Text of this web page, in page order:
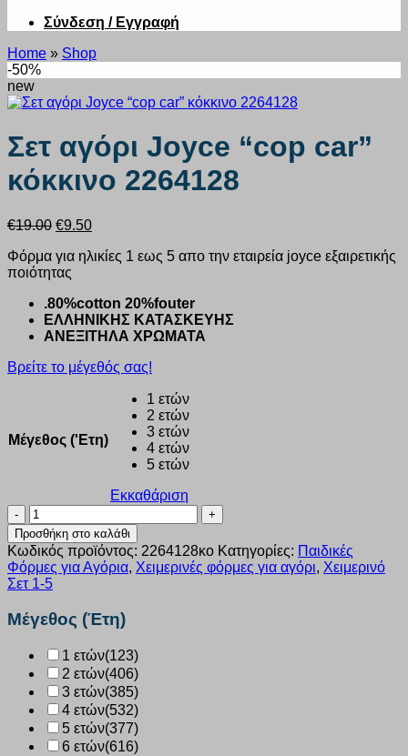
Σύνδεση / Εγγραφή
Home » Shop
-50%
new
Σετ αγόρι Joyce “cop car”
κόκκινο 2264128
€19.00 Original
was:
€19.00.
€9.50Η
τιμή
Φόρμα για ηλικίες 1 εως 5 απο την εταιρεία joyce εξαιρετικής
ποιότητας
.80%cotton 20%fouter
ΕΛΛΗΝΙΚΗΣ ΚΑΤΑΣΚΕΥΗΣ
ΑΝΕΞΙΤΗΛΑ ΧΡΩΜΑΤΑ
Βρείτε το μέγεθός σας!
Μέγεθος ('Ετη)
1 ετών
2 ετών
3 ετών
4 ετών
5 ετών
Εκκαθάριση
Σετ
αγόρι
Joyce
“cop
car”
κόκκινο
2264128
ποσότητα
Προσθήκη στο καλάθι
Κωδικός προϊόντος: 2264128κο Κατηγορίες: Παιδικές
Φόρμες για Αγόρια, Χειμερινές φόρμες για αγόρι, Χειμερινό
Σετ 1-5
Μέγεθος (Έτη)
1 ετών(123)
2 ετών(406)
3 ετών(385)
4 ετών(532)
5 ετών(377)
6 ετών(616)